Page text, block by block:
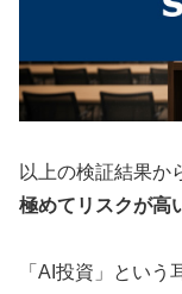
以上の検証結果か
極めてリスクが高
「AI投資」とい